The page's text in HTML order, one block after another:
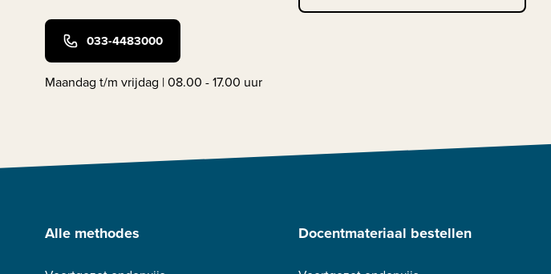
033-4483000
Maandag t/m vrijdag | 08.00 - 17.00 uur
Alle methodes Docentmateriaal bestellen